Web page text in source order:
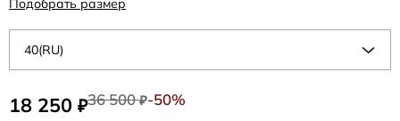
18 250 ₽36 500₽-50%
40(RU)
Подобрать размер